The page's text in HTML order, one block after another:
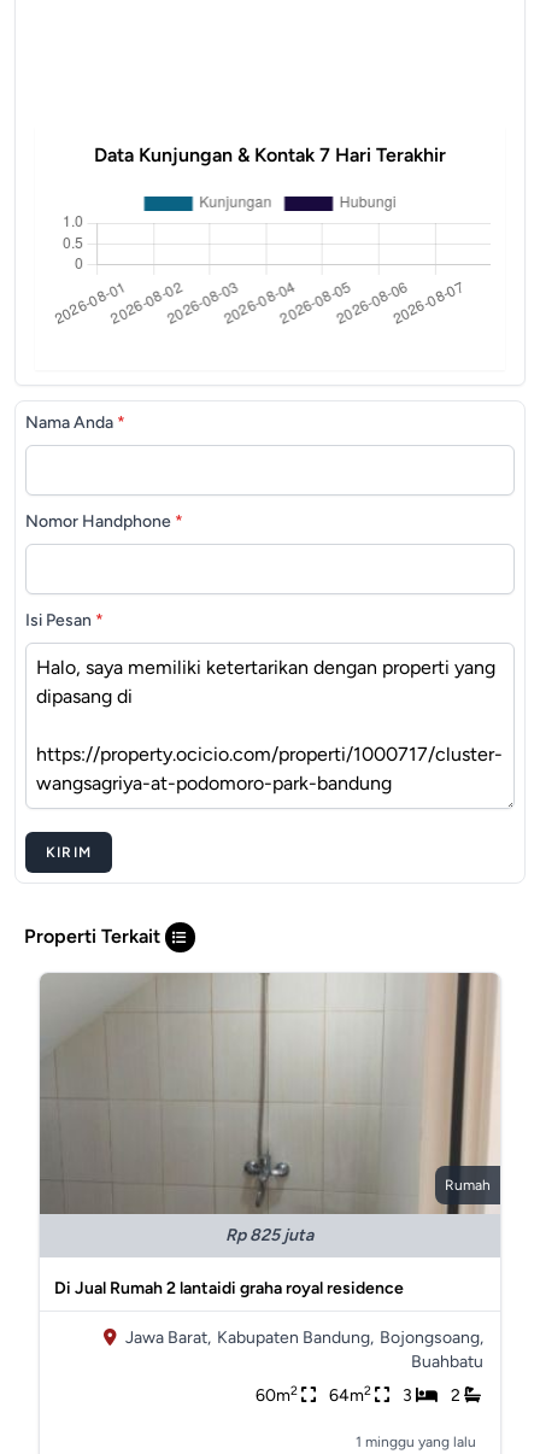
Data Kunjungan & Kontak 7 Hari Terakhir
Nama Anda *
Nomor Handphone *
Isi Pesan *
KIRIM
Properti Terkait
Rumah
Rp 825 juta
Di Jual Rumah 2 lantaidi graha royal residence
Jawa Barat, Kabupaten Bandung, Bojongsoang,
Buahbatu
60m2 64m2 3 2
1 minggu yang lalu